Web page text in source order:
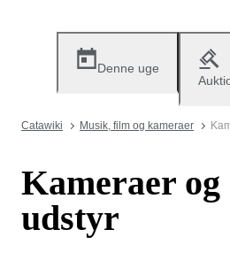
Denne uge
Catawiki Musik, film og kameraer
Kameraer
udstyr